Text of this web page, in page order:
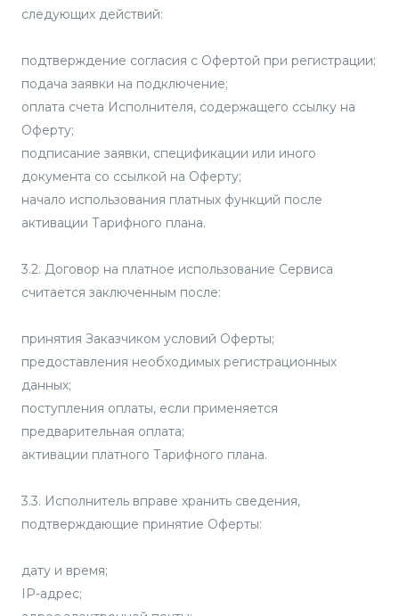
следующих действий:
подтверждение согласия с Офертой при регистрации;
подача заявки на подключение;
оплата счета Исполнителя, содержащего ссылку на
Оферту;
подписание заявки, спецификации или иного
документа со ссылкой на Оферту;
начало использования платных функций после
активации Тарифного плана.
3.2. Договор на платное использование Сервиса
считается заключенным после:
принятия Заказчиком условий Оферты;
предоставления необходимых регистрационных
данных;
поступления оплаты, если применяется
предварительная оплата;
активации платного Тарифного плана.
3.3. Исполнитель вправе хранить сведения,
подтверждающие принятие Оферты:
дату и время;
IP-адрес;